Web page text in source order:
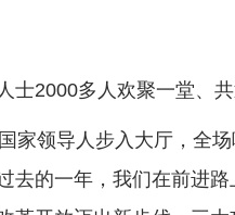
多人欢聚一堂、共
领导人步入大厅，全场
的一年，我们在前进路